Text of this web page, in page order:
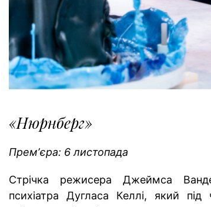
«Нюрнберг»
Премʼєра: 6 листопада
Стрічка режисера Джеймса
психіатра Дугласа Келлі, який під